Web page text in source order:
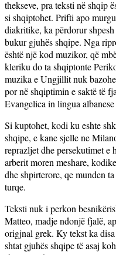
thekseve, pra teksti në shqip
si shqiptohet. Prifti apo
diakritike, ka përdorur
bukur gjuhës shqipe. Nga
është një kod muzikor, që
kleriku do ta shqiptonte
muzika e Ungjillit nuk
por në shqiptimin e saktë të
Evangelica in lingua
Si kuptohet, kodi ku eshte
shqipe, e kane sjelle ne
reprazljet dhe persekutimet e
arberit moren meshare,
dhe shpirterore, qe munden
turqe.
Teksti nuk i perkon
Matteo, madje ndonjë fjalë,
origjnal grek. Ky tekst ka
shtat gjuhës shqipe të asaj